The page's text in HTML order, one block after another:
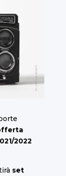
2022
set